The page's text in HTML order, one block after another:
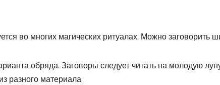
во многих магических ритуалах. Можно заговорить
обряда. Заговоры следует читать на молодую
разного материала.